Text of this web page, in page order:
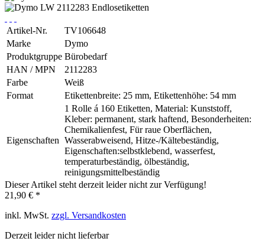
Artikel-Nr.
TV106648
Marke
Dymo
Produktgruppe Bürobedarf
HAN / MPN
2112283
Farbe
Weiß
Format
Etikettenbreite: 25 mm, Etikettenhöhe: 54 mm
Eigenschaften
1 Rolle á 160 Etiketten, Material: Kunststoff,
Kleber: permanent, stark haftend, Besonderheiten:
Chemikalienfest, Für raue Oberflächen,
Wasserabweisend, Hitze-/Kältebeständig,
Eigenschaften:selbstklebend, wasserfest,
temperaturbeständig, ölbeständig,
reinigungsmittelbeständig
Dieser Artikel steht derzeit leider nicht zur Verfügung!
21,90 € *
inkl. MwSt. zzgl. Versandkosten
Derzeit leider nicht lieferbar